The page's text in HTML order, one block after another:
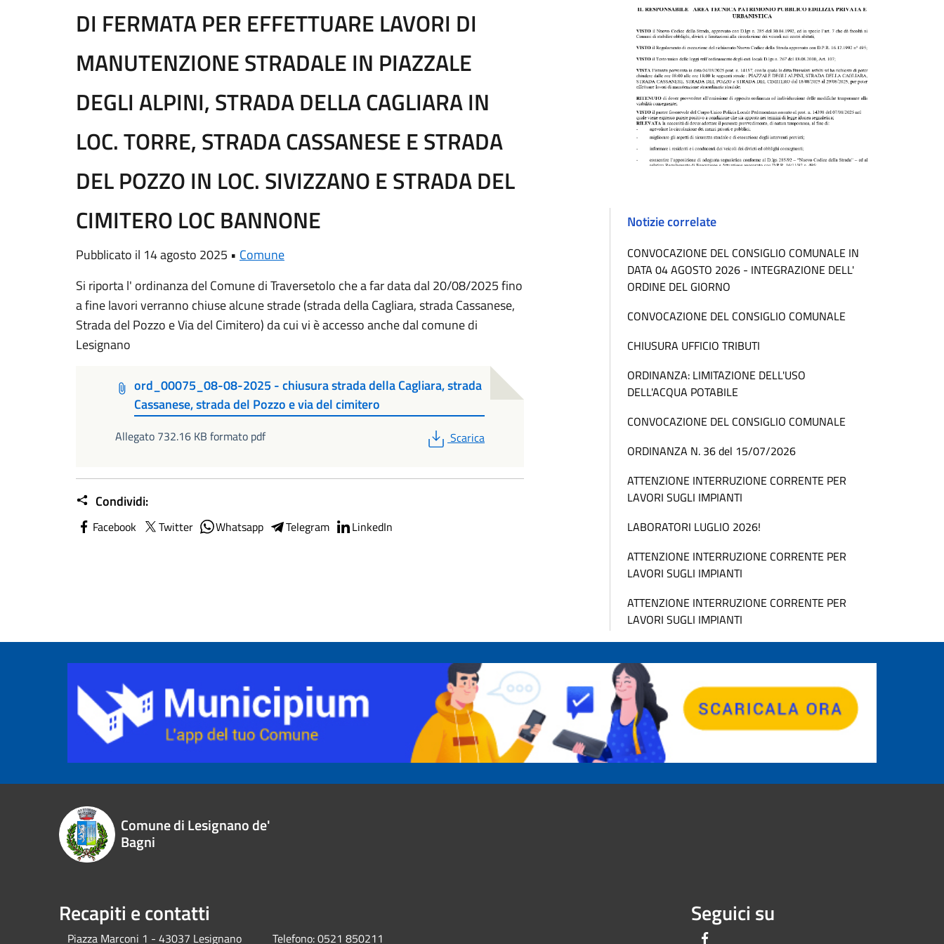
DI FERMATA PER EFFETTUARE LAVORI DI
MANUTENZIONE STRADALE IN PIAZZALE
DEGLI ALPINI, STRADA DELLA CAGLIARA IN
LOC. TORRE, STRADA CASSANESE E STRADA
DEL POZZO IN LOC. SIVIZZANO E STRADA DEL
CIMITERO LOC BANNONE
Pubblicato il 14 agosto 2025 • Comune
Si riporta l' ordinanza del Comune di Traversetolo che a far data dal 20/08/2025 fino
a fine lavori verranno chiuse alcune strade (strada della Cagliara, strada Cassanese,
Strada del Pozzo e Via del Cimitero) da cui vi è accesso anche dal comune di
Lesignano
ord_00075_08-08-2025 - chiusura strada della Cagliara, strada
Cassanese, strada del Pozzo e via del cimitero
Allegato 732.16 KB formato pdf PDF
Scarica
Condividi:
Facebook Twitter Whatsapp Telegram LinkedIn
Notizie correlate
CONVOCAZIONE DEL CONSIGLIO COMUNALE IN
DATA 04 AGOSTO 2026 - INTEGRAZIONE DELL'
ORDINE DEL GIORNO
CONVOCAZIONE DEL CONSIGLIO COMUNALE
CHIUSURA UFFICIO TRIBUTI
ORDINANZA: LIMITAZIONE DELL'USO
DELL'ACQUA POTABILE
CONVOCAZIONE DEL CONSIGLIO COMUNALE
ORDINANZA N. 36 del 15/07/2026
ATTENZIONE INTERRUZIONE CORRENTE PER
LAVORI SUGLI IMPIANTI
LABORATORI LUGLIO 2026!
ATTENZIONE INTERRUZIONE CORRENTE PER
LAVORI SUGLI IMPIANTI
ATTENZIONE INTERRUZIONE CORRENTE PER
LAVORI SUGLI IMPIANTI
Comune di Lesignano de'
Bagni
Recapiti e contatti
Piazza Marconi 1 - 43037 Lesignano Telefono:0521 850211
Seguici su